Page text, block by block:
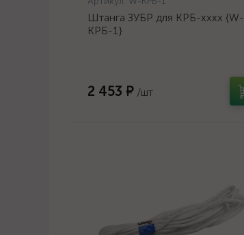
Штанга ЗУБР для КРБ-хххх {W-
КРБ-1}
2 453 ₽ /шт